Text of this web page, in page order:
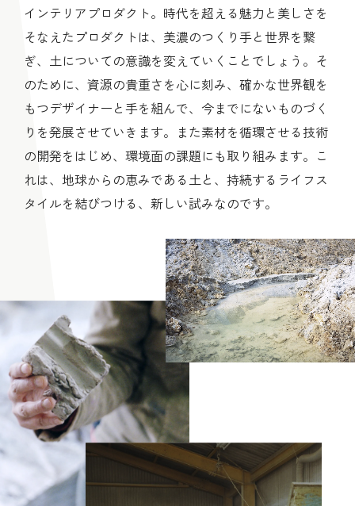
インテリアプロダクト。時代を超える魅力と美しさを
そなえたプロダクトは、美濃のつくり手と世界を繋
ぎ、土についての意識を変えていくことでしょう。そ
のために、資源の貴重さを心に刻み、確かな世界観を
もつデザイナーと手を組んで、今までにないものづく
りを発展させていきます。また素材を循環させる技術
の開発をはじめ、環境面の課題にも取り組みます。こ
れは、地球からの恵みである土と、持続するライフス
タイルを結びつける、新しい試みなのです。